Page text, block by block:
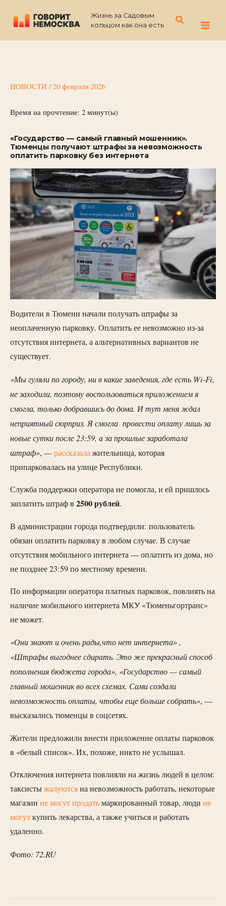
содержимому
Жизнь за Садовым
кольцом как она есть
Поиск
НОВОСТИ / 20 февраля 2026
Время на прочтение: 2 минут(ы)
«Государство — самый главный мошенник».
Тюменцы получают штрафы за невозможность
оплатить парковку без интернета
Водители в Тюмени начали получать штрафы за
неоплаченную парковку. Оплатить ее невозможно из-за
отсутствия интернета, а альтернативных вариантов не
существует.
«Мы гуляли по городу, ни в какие заведения, где есть Wi-Fi,
не заходили, поэтому воспользоваться приложением я
смогла, только добравшись до дома. И тут меня ждал
неприятный сюрприз. Я смогла провести оплату лишь за
новые сутки после 23:59, а за прошлые заработала
штраф», —рассказалажительница, которая
припарковалась на улице Республики.
Служба поддержки оператора не помогла, и ей пришлось
заплатить штраф в 2500 рублей.
В администрации города подтвердили: пользователь
обязан оплатить парковку в любом случае. В случае
отсутствия мобильного интернета — оплатить из дома, но
не позднее 23:59 по местному времени.
По информации оператора платных парковок, повлиять на
наличие мобильного интернета МКУ «Тюменьгортранс»
не может.
«Они знают и очень рады,что нет интернета» ,
«Штрафы выгоднее сдирать. Это же прекрасный способ
пополнения бюджета города», «Государство — самый
главный мошенник во всех схемах. Сами создали
невозможность оплаты, чтобы еще больше собрать», —
высказались тюменцы в соцсетях.
Жители предложили внести приложение оплаты парковок
в «белый список». Их, похоже, никто не услышал.
Отключения интернета повлияли на жизнь людей в целом:
таксистыжалуютсяна невозможность работать, некоторые
магазин не могут продатьмаркированный товар, люди не
могуткупить лекарства, а также учиться и работать
удаленно.
Фото: 72.RU